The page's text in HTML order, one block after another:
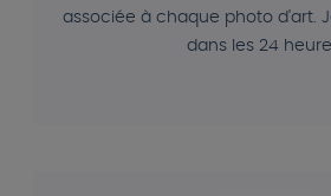
associée à chaque photo d'art.
dans les 24